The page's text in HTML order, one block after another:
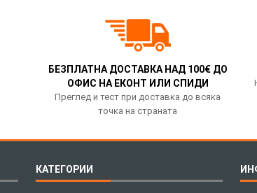
БЕЗПЛАТНА ДОСТАВКА НАД 100€ ДО
ОФИС НА ЕКОНТ ИЛИ СПИДИ
Преглед и тест при доставка до всяка
точка на страната
КАТЕГОРИИ